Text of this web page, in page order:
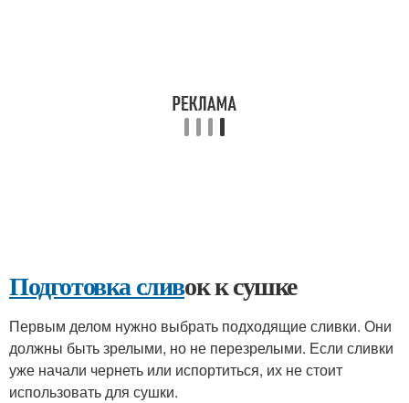
Подготовка сливок к сушке
Первым делом нужно выбрать подходящие сливки. Они
должны быть зрелыми, но не перезрелыми. Если сливки
уже начали чернеть или испортиться, их не стоит
использовать для сушки.